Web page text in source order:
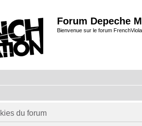
Forum Depeche
Bienvenue sur le forum
du forum